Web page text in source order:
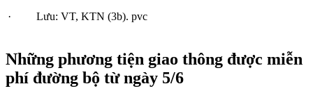
· Lưu: VT, KTN (3b). pvc
Những phương tiện giao thông được miễn
phí đường bộ từ ngày 5/6